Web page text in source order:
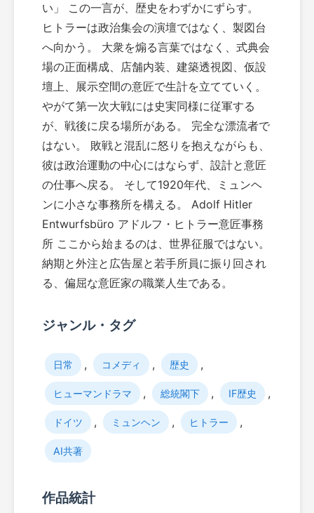
い」 この一言が、歴史をわずかにずらす。
ヒトラーは政治集会の演壇ではなく、製図台
へ向かう。 大衆を煽る言葉ではなく、式典会
場の正面構成、店舗内装、建築透視図、仮設
壇上、展示空間の意匠で生計を立てていく。
やがて第一次大戦には史実同様に従軍する
が、戦後に戻る場所がある。 完全な漂流者で
はない。 敗戦と混乱に怒りを抱えながらも、
彼は政治運動の中心にはならず、設計と意匠
の仕事へ戻る。 そして1920年代、ミュンヘ
ンに小さな事務所を構える。 Adolf Hitler
Entwurfsbüro アドルフ・ヒトラー意匠事務
所 ここから始まるのは、世界征服ではない。
納期と外注と広告屋と若手所員に振り回され
る、偏屈な意匠家の職業人生である。
ジャンル・タグ
日常 , コメディ , 歴史 ,
ヒューマンドラマ , 総統閣下 , IF歴史 ,
ドイツ , ミュンヘン , ヒトラー ,
AI共著
作品統計